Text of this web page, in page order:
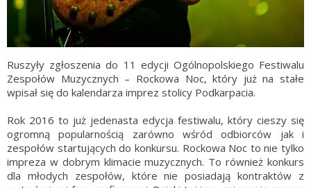
Ruszyły zgłoszenia do 11 edycji Ogólnopolskiego Festiwalu
Zespołów Muzycznych – Rockowa Noc, który już na stałe
wpisał się do kalendarza imprez stolicy Podkarpacia.
Rok 2016 to już jedenasta edycja festiwalu, który cieszy się
ogromną popularnością zarówno wśród odbiorców jak i
zespołów startujących do konkursu. Rockowa Noc to nie tylko
impreza w dobrym klimacie muzycznych. To również konkurs
dla młodych zespołów, które nie posiadają kontraktów z